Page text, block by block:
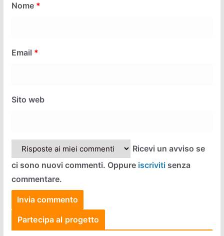
Nome *
Email *
Sito web
Ricevi un avviso se
ci sono nuovi commenti. Oppure iscrivitisenza
commentare.
Partecipa al progetto